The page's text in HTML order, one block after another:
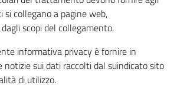
collegano a pagine web,
scopi del collegamento.
informativa privacy è fornire in
notizie sui dati raccolti dal suindicato sito
di utilizzo.